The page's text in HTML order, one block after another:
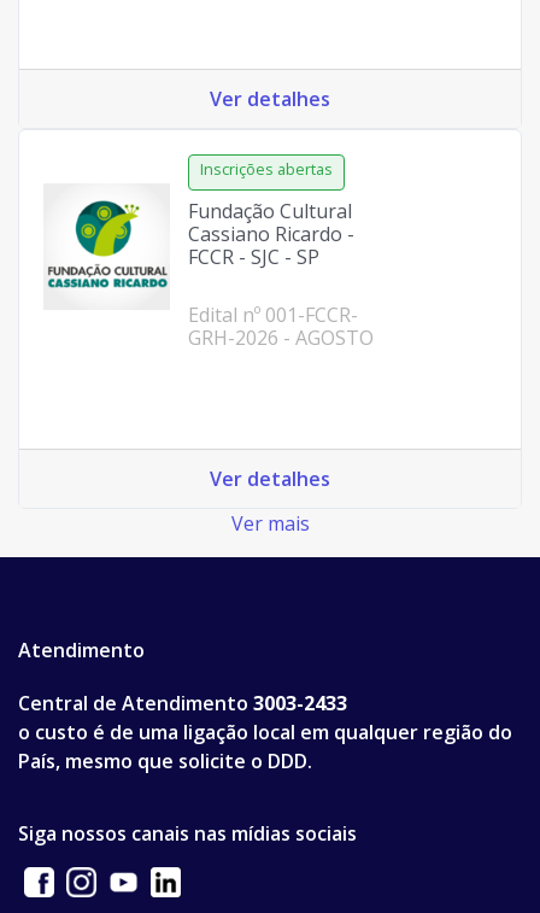
Ver detalhes
Fundação Cultural
Cassiano Ricardo -
FCCR - SJC - SP
Edital nº 001-FCCR-
GRH-2026 - AGOSTO
Ver detalhes
Ver mais
Atendimento
Central de Atendimento 3003-2433
o custo é de uma ligação local em qualquer região do
País, mesmo que solicite o DDD.
Siga nossos canais nas mídias sociais